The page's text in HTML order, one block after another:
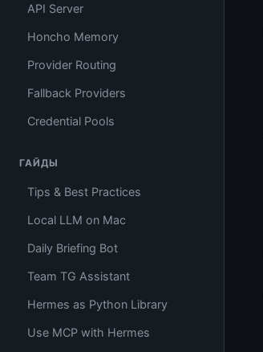
API Server
Honcho Memory
Provider Routing
Fallback Providers
Credential Pools
ГАЙДЫ
Tips & Best Practices
Local LLM on Mac
Daily Briefing Bot
Team TG Assistant
Hermes as Python Library
Use MCP with Hermes